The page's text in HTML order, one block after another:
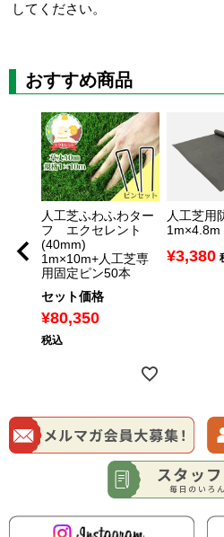
してください。
おすすめ商品
人工芝ふわふわター
フ エクセレント
(40mm)
1m×10m+人工芝専
用固定ピン50本
セット価格
¥80,350
税込
人工芝用
1m×4.8m
¥3,380